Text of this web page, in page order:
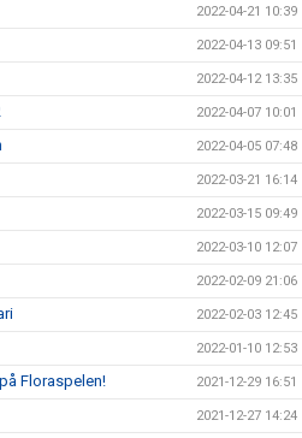
2022-04-21 10:39
2022-04-13 09:51
2022-04-12 13:35
2022-04-07 10:01
2022-04-05 07:48
2022-03-21 16:14
2022-03-15 09:49
2022-03-10 12:07
2022-02-09 21:06
2022-02-03 12:45
2022-01-10 12:53
Floraspelen! 2021-12-29 16:51
2021-12-27 14:24